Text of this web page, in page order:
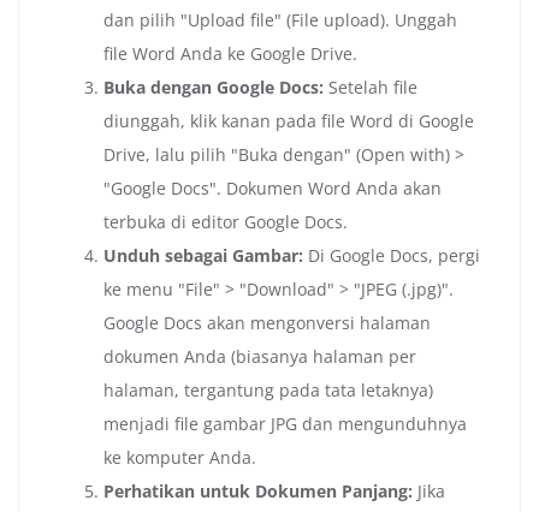
dan pilih "Upload file" (File upload). Unggah
file Word Anda ke Google Drive.
Buka dengan Google Docs: Setelah file
diunggah, klik kanan pada file Word di Google
Drive, lalu pilih "Buka dengan" (Open with) >
"Google Docs". Dokumen Word Anda akan
terbuka di editor Google Docs.
Unduh sebagai Gambar: Di Google Docs, pergi
ke menu "File" > "Download" > "JPEG (.jpg)".
Google Docs akan mengonversi halaman
dokumen Anda (biasanya halaman per
halaman, tergantung pada tata letaknya)
menjadi file gambar JPG dan mengunduhnya
ke komputer Anda.
Perhatikan untuk Dokumen Panjang: Jika